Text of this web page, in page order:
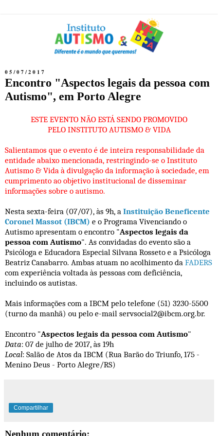
05/07/2017
Encontro "Aspectos legais da pessoa com
Autismo", em Porto Alegre
ESTE EVENTO NÃO ESTÁ SENDO PROMOVIDO
PELO INSTITUTO AUTISMO & VIDA
Salientamos que o evento é de inteira responsabilidade da
entidade abaixo mencionada, restringindo-se o Instituto
Autismo & Vida à divulgação da informação à sociedade, em
cumprimento ao objetivo institucional de disseminar
informações sobre o autismo.
Nesta sexta-feira (07/07), às 9h, a Instituição Beneficente
Coronel Massot (IBCM) e o Programa Vivenciando o
Autismo apresentam o encontro "Aspectos legais da
pessoa com Autismo". As convidadas do evento são a
Psicóloga e Educadora Especial Silvana Rosseto e a Psicóloga
Beatriz Canabarro. Ambas atuam no acolhimento da FADERS
com experiência voltada às pessoas com deficiência,
incluindo os autistas.
Mais informações com a IBCM pelo telefone (51) 3230-5500
(turno da manhã) ou pelo e-mail servsocial2@ibcm.org.br.
Encontro "Aspectos legais da pessoa com Autismo"
Data: 07 de julho de 2017, às 19h
Local: Salão de Atos da IBCM (Rua Barão do Triunfo, 175 -
Menino Deus - Porto Alegre/RS)
Compartilhar